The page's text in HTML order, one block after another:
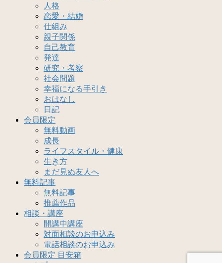
人格
恋愛・結婚
仕組み
親子関係
自己教育
発達
研究・考察
社会問題
幸福になる手引き
おはなし
日記
会員限定
無料動画
成長
ライフスタイル・健康
生き方
まだ見ぬ友人へ
無料記事
無料記事
推薦作品
相談・講座
開講中講座
対面相談のお申込み
電話相談のお申込み
会員限定 目安箱